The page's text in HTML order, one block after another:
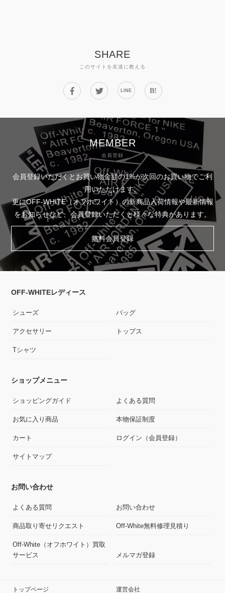
SHARE
このサイトを友達に教える
LINE B!
MEMBER
会員登録
会員登録いただくとお買い物金額の1%が次回のお買い物でご利
用いただけます。
更にOFF-WHITE（オフホワイト）の新商品入荷情報や最新情報
をお知らせなど、会員登録いただくと様々な特典があります。
無料会員登録
OFF-WHITEレディース
シューズ バッグ
アクセサリー トップス
Tシャツ
ショップメニュー
ショッピングガイド よくある質問
お気に入り商品 本物保証制度
カート ログイン（会員登録）
サイトマップ
お問い合わせ
よくある質問 お問い合わせ
商品取り寄せリクエスト Off-White無料修理見積り
Off-White（オフホワイト）買取
サービス
メルマガ登録
トップページ 運営会社